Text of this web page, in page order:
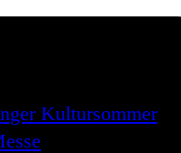
Kultursommer